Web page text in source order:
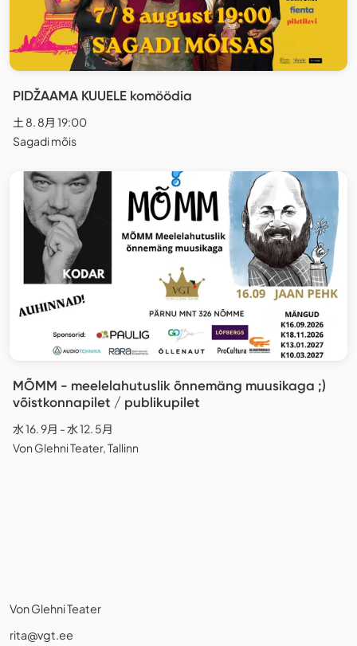
PIDŽAAMA KUUELE komöödia
土 8. 8月 19:00
Sagadi mõis
MÕMM - meelelahutuslik õnnemäng muusikaga ;)
võistkonnapilet / publikupilet
水 16. 9月 - 水 12. 5月
Von Glehni Teater, Tallinn
Von Glehni Teater
rita@vgt.ee